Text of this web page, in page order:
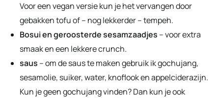
Voor een vegan versie kun je het vervangen door
gebakken tofu of – nog lekkerder – tempeh.
Bosui en geroosterde sesamzaadjes – voor extra
smaak en een lekkere crunch.
saus – om de saus te maken gebruik ik gochujang,
sesamolie, suiker, water, knoflook en appelciderazijn.
Kun je geen gochujang vinden? Dan kun je ook